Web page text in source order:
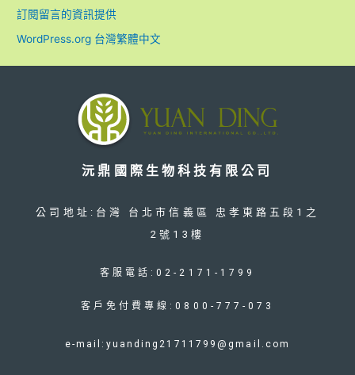
訂閱留言的資訊提供
WordPress.org 台灣繁體中文
沅鼎國際生物科技有限公司
公司地址:台灣 台北市信義區 忠孝東路五段1之
2號13樓
客服電話:02-2171-1799
客戶免付費專線:0800-777-073
e-mail:yuanding21711799@gmail.com